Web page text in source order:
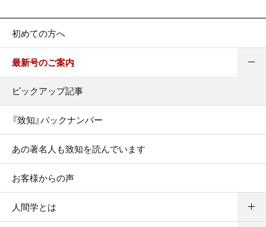
初めての方へ
最新号のご案内
ピックアップ記事
『致知』バックナンバー
あの著名人も致知を読んでいます
お客様からの声
人間学とは